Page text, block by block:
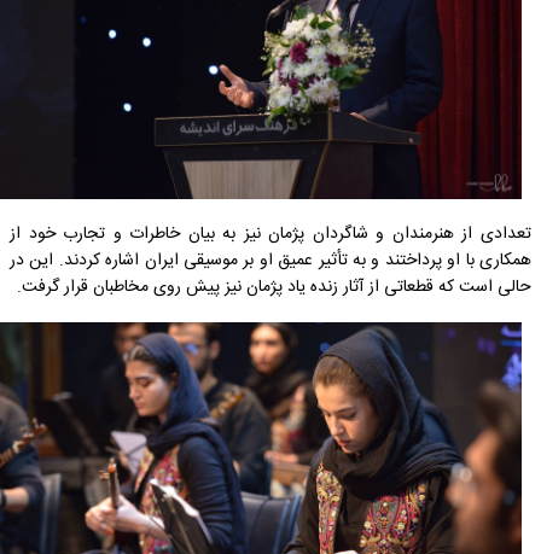
تعدادی از هنرمندان و شاگردان پژمان نیز به بیان خاطرات و تجارب خود از
همکاری با او پرداختند و به تأثیر عمیق او بر موسیقی ایران اشاره کردند. این در
حالی است که قطعاتی از آثار زنده یاد پژمان نیز پیش روی مخاطبان قرار گرفت.